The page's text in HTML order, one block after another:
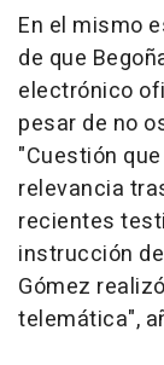
En el mismo
de que
electrónico
pesar de no
"Cuestión
relevancia
recientes
instrucción
Gómez
telemática",